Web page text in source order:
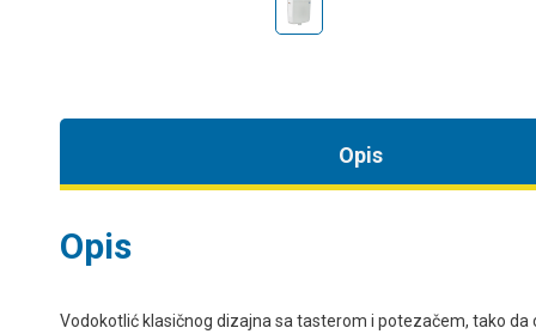
Opis
Opis
Vodokotlić klasičnog dizajna sa tasterom i potezačem, tako da